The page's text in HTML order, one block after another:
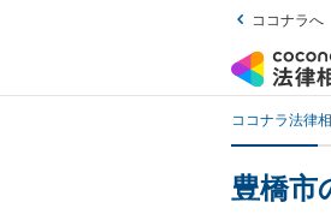
ココナラへ
ココナラ法律
豊橋市